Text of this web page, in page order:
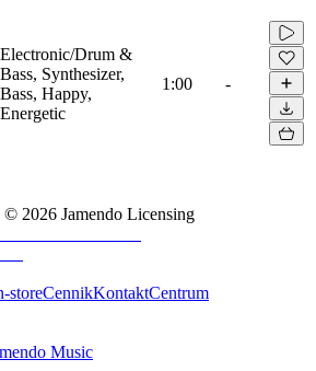
Electronic/Drum &
Bass, Synthesizer,
Bass, Happy,
Energetic
1:00 -
© 2026 Jamendo Licensing
storeCennikKontaktCentrum
Music